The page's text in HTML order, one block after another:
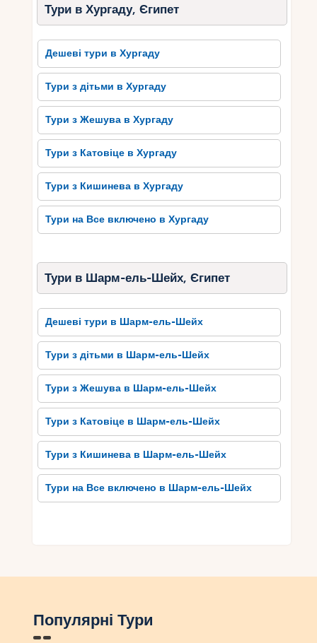
Тури в Хургаду, Єгипет
Дешеві тури в Хургаду
Тури з дітьми в Хургаду
Тури з Жешува в Хургаду
Тури з Катовіце в Хургаду
Тури з Кишинева в Хургаду
Тури на Все включено в Хургаду
Тури в Шарм-ель-Шейх, Єгипет
Дешеві тури в Шарм-ель-Шейх
Тури з дітьми в Шарм-ель-Шейх
Тури з Жешува в Шарм-ель-Шейх
Тури з Катовіце в Шарм-ель-Шейх
Тури з Кишинева в Шарм-ель-Шейх
Тури на Все включено в Шарм-ель-Шейх
Популярні Тури